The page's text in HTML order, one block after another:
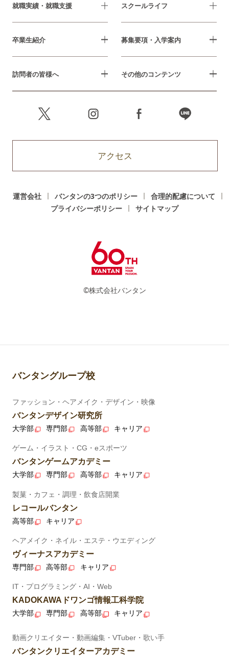
就職実績・就職支援 スクールライフ
卒業生紹介 募集要項・入学案内
訪問者の皆様へ その他のコンテンツ
アクセス
運営会社 バンタンの3つのポリシー
合理的配慮について
プライバシーポリシー
サイトマップ
©株式会社バンタン
バンタングループ校
ファッション・ヘアメイク・デザイン・映像
バンタンデザイン研究所
大学部 専門部 高等部 キャリア
ゲーム・イラスト・CG・eスポーツ
バンタンゲームアカデミー
大学部 専門部 高等部 キャリア
製菓・カフェ・調理・飲食店開業
レコールバンタン
高等部 キャリア
ヘアメイク・ネイル・エステ・ウエディング
ヴィーナスアカデミー
専門部 高等部 キャリア
IT・プログラミング・AI・Web
KADOKAWAドワンゴ情報工科学院
大学部 専門部 高等部 キャリア
動画クリエイター・動画編集・VTuber・歌い手
バンタンクリエイターアカデミー